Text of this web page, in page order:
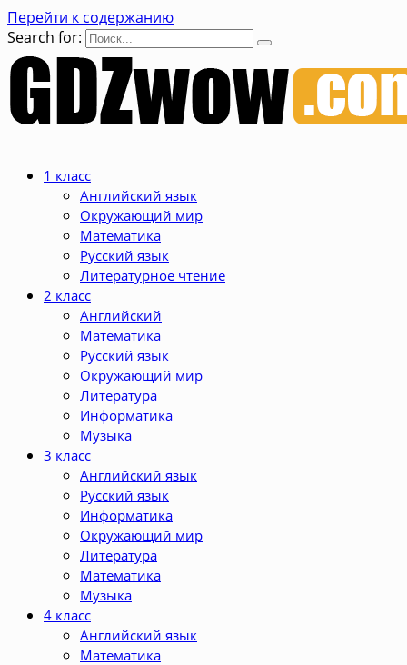
Перейти к содержанию
Search for:
1 класс
Английский язык
Окружающий мир
Математика
Русский язык
Литературное чтение
2 класс
Английский
Математика
Русский язык
Окружающий мир
Литература
Информатика
Музыка
3 класс
Английский язык
Русский язык
Информатика
Окружающий мир
Литература
Математика
Музыка
4 класс
Английский язык
Математика